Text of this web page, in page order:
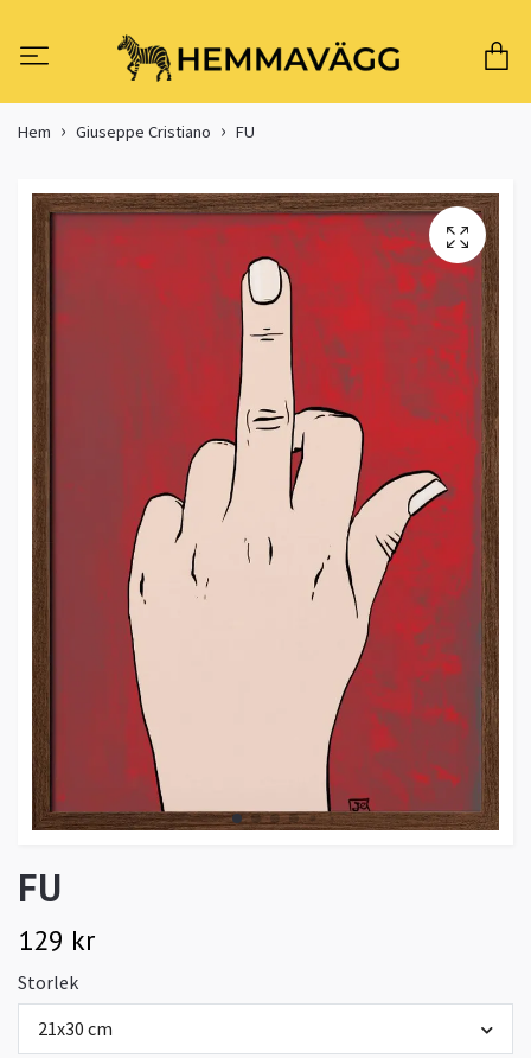
Hem Giuseppe Cristiano FU
FU
129 kr
Storlek
21x30 cm